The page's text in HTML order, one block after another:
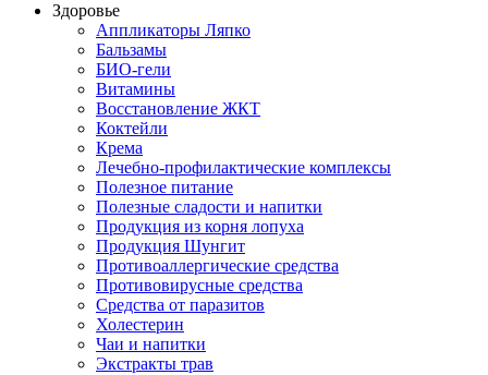
Здоровье
Аппликаторы Ляпко
Бальзамы
БИО-гели
Витамины
Восстановление ЖКТ
Коктейли
Крема
Лечебно-профилактические комплексы
Полезное питание
Полезные сладости и напитки
Продукция из корня лопуха
Продукция Шунгит
Противоаллергические средства
Противовирусные средства
Средства от паразитов
Холестерин
Чаи и напитки
Экстракты трав